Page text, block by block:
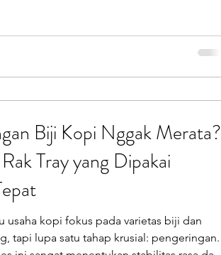
maskot kopi luwak memainkan peran
elemen branding visual. Maskot bukan
melainkan representasi karakter brand
Biji Kopi Nggak Merata?
Tray yang Dipakai
usaha kopi fokus pada varietas biji dan
tapi lupa satu tahap krusial: pengeringan.